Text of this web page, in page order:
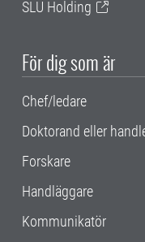
SLU Holding
För dig som är
Chef/ledare
Doktorand eller
Forskare
Handläggare
Kommunikatör